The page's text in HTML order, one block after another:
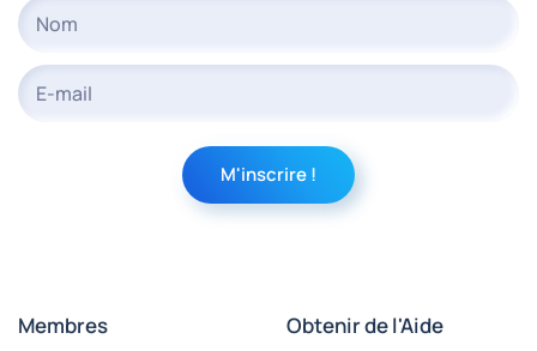
Membres Obtenir de l'Aide